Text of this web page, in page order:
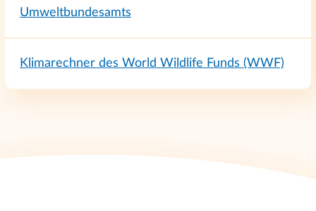
Umweltbundesamts
Klimarechner des World Wildlife Funds (WWF)